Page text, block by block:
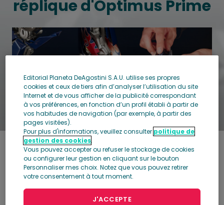
réplique d'Optimus Prime
«Mon nom est Optimus Prime. Nous sommes
des organismes robotiques de la planète
Cyberton. Mais vous pouvez nous appeler
Autobots... »
Editorial Planeta DeAgostini S.A.U. utilise ses propres
cookies et ceux de tiers afin d’analyser l’utilisation du site
Internet et de vous afficher de la publicité correspondant
à vos préférences, en fonction d’un profil établi à partir de
vos habitudes de navigation (par exemple, à partir des
pages visitées).
Pour plus d'informations, veuillez consulter politique de
gestion des cookies.
Vous pouvez accepter ou refuser le stockage de cookies
ou configurer leur gestion en cliquant sur le bouton
Personnaliser mes choix. Notez que vous pouvez retirer
votre consentement à tout moment.
J'ACCEPTE